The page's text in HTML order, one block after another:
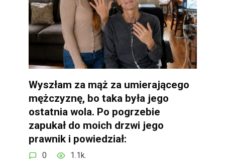
Wyszłam za mąż za umierającego
mężczyznę, bo taka była jego
ostatnia wola. Po pogrzebie
zapukał do moich drzwi jego
prawnik i powiedział:
0 1.1k.